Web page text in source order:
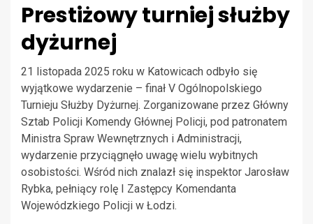
Prestiżowy turniej służby
dyżurnej
21 listopada 2025 roku w Katowicach odbyło się
wyjątkowe wydarzenie – finał V Ogólnopolskiego
Turnieju Służby Dyżurnej. Zorganizowane przez Główny
Sztab Policji Komendy Głównej Policji, pod patronatem
Ministra Spraw Wewnętrznych i Administracji,
wydarzenie przyciągnęło uwagę wielu wybitnych
osobistości. Wśród nich znalazł się inspektor Jarosław
Rybka, pełniący rolę I Zastępcy Komendanta
Wojewódzkiego Policji w Łodzi.